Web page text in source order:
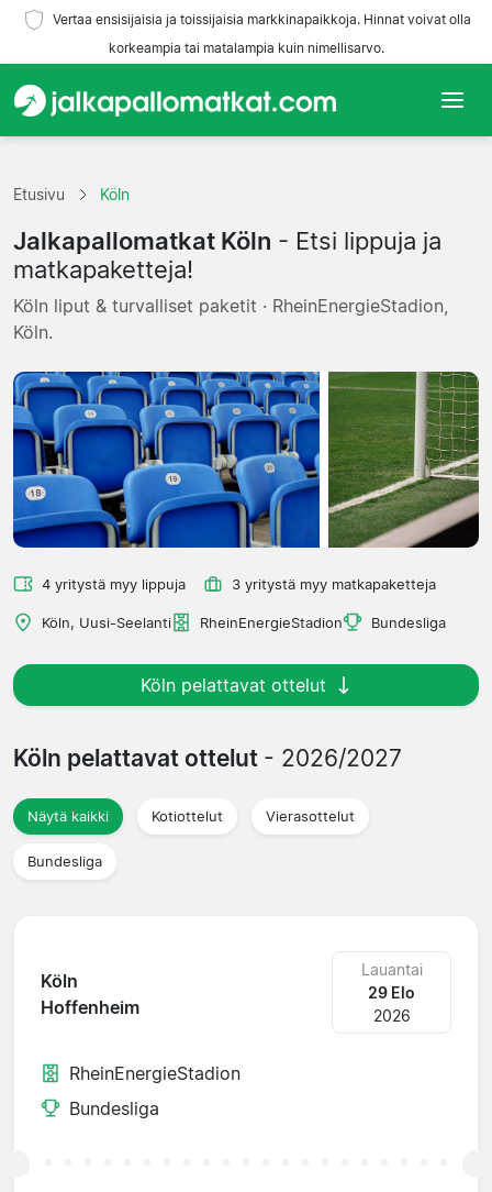
Vertaa ensisijaisia ja toissijaisia markkinapaikkoja. Hinnat voivat olla
korkeampia tai matalampia kuin nimellisarvo.
Joukkueet
Liigat
Matkatoimistoja
Etusivu Köln
Jalkapallomatkat Köln - Etsi lippuja ja
matkapaketteja!
Köln liput & turvalliset paketit · RheinEnergieStadion,
Köln.
4 yritystä myy lippuja 3 yritystä myy matkapaketteja
Köln, Uusi-Seelanti RheinEnergieStadion Bundesliga
Köln pelattavat ottelut
Köln pelattavat ottelut - 2026/2027
Näytä kaikki Kotiottelut Vierasottelut
Bundesliga
Köln
Hoffenheim
Lauantai
29 Elo
2026
RheinEnergieStadion
Bundesliga